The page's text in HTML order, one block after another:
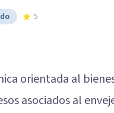
5
orientada al
asociados al